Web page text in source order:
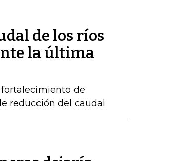
de los ríos
la última
de
reducción del caudal